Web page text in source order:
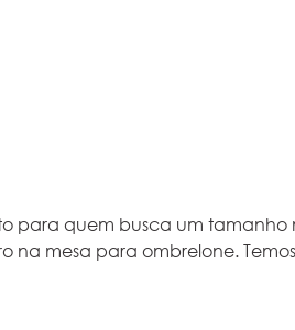
para quem busca um tamanho
na mesa para ombrelone.